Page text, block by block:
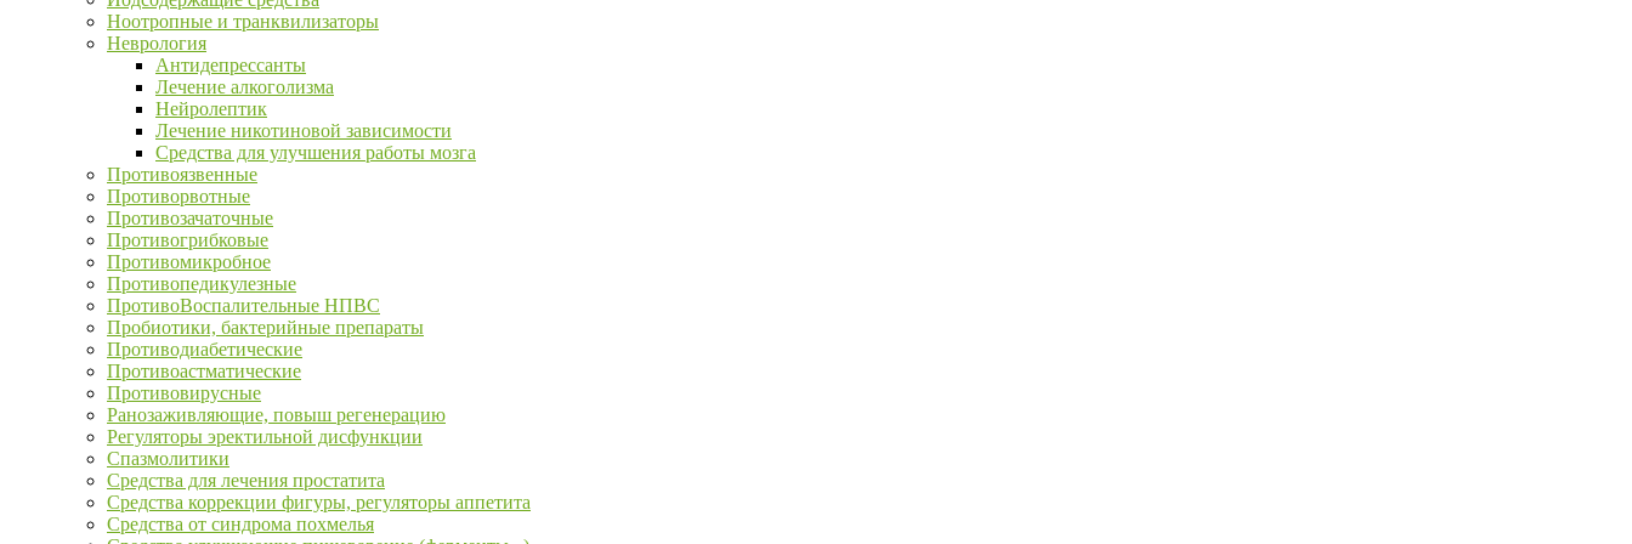
Ноотропные и транквилизаторы
Неврология
Антидепрессанты
Лечение алкоголизма
Нейролептик
Лечение никотиновой зависимости
Средства для улучшения работы мозга
Противоязвенные
Противорвотные
Противозачаточные
Противогрибковые
Противомикробное
Противопедикулезные
ПротивоВоспалительные НПВС
Пробиотики, бактерийные препараты
Противодиабетические
Противоастматические
Противовирусные
Ранозаживляющие, повыш регенерацию
Регуляторы эректильной дисфункции
Спазмолитики
Средства для лечения простатита
Средства коррекции фигуры, регуляторы аппетита
Средства от синдрома похмелья